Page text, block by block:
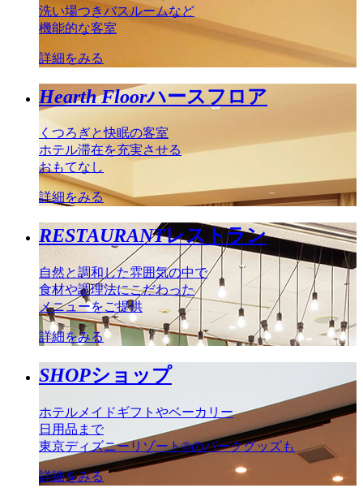
洗い場つきバスルームなど
機能的な客室
詳細をみる
Hearth Floorハースフロア
くつろぎと快眠の客室
ホテル滞在を充実させる
おもてなし
詳細をみる
RESTAURANTレストラン
自然と調和した雰囲気の中で
食材や調理法にこだわった
メニューをご提供
詳細をみる
SHOPショップ
ホテルメイドギフトやベーカリー
日用品まで
東京ディズニーリゾート®のパークグッズも
詳細をみる